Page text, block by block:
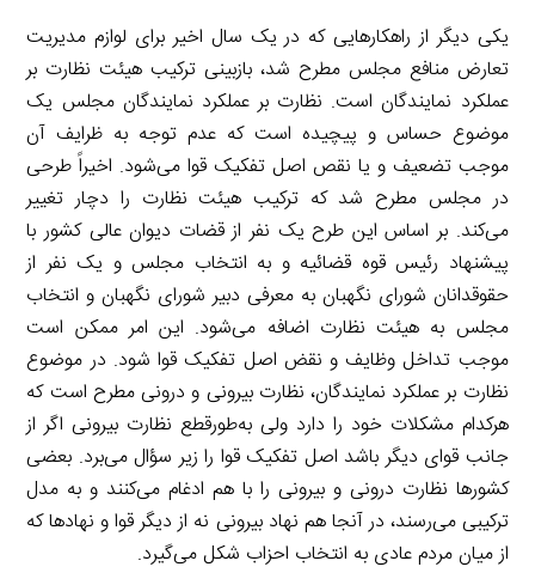
یکی دیگر از راهکارهایی که در یک سال اخیر برای لوازم مدیریت
تعارض منافع مجلس مطرح شد، بازبینی ترکیب هیئت نظارت بر
عملکرد نمایندگان است. نظارت بر عملکرد نمایندگان مجلس یک
موضوع حساس و پیچیده است که عدم توجه به ظرایف آن
موجب تضعیف و یا نقص اصل تفکیک قوا می‌شود. اخیراً طرحی
در مجلس مطرح شد که ترکیب هیئت نظارت را دچار تغییر
می‌کند. بر اساس این طرح یک نفر از قضات دیوان عالی کشور با
پیشنهاد رئیس قوه قضائیه و به انتخاب مجلس و یک نفر از
حقوقدانان شورای نگهبان به معرفی دبیر شورای نگهبان و انتخاب
مجلس به هیئت نظارت اضافه می‌شود. این امر ممکن است
موجب تداخل وظایف و نقض اصل تفکیک قوا شود. در موضوع
نظارت بر عملکرد نمایندگان، نظارت بیرونی و درونی مطرح است که
هرکدام مشکلات خود را دارد ولی به‌طورقطع نظارت بیرونی اگر از
جانب قوای دیگر باشد اصل تفکیک قوا را زیر سؤال می‌برد. بعضی
کشورها نظارت درونی و بیرونی را با هم ادغام می‌کنند و به مدل
ترکیبی می‌رسند، در آنجا هم نهاد بیرونی نه از دیگر قوا و نهادها که
از میان مردم عادی به انتخاب احزاب شکل می‌گیرد.